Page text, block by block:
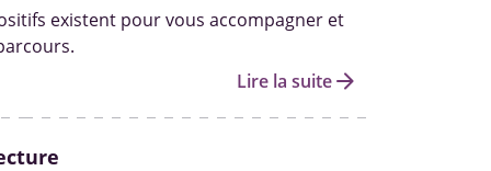
existent pour vous accompagner et
Lire la suitearrow_forward